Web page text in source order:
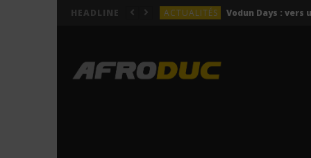
HEADLINE ACTUALITÉS
LYRICS Anitta – Azul (Lyrics &